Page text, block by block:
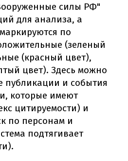
силы РФ"
для анализа, а
по
(зеленый
(красный цвет),
цвет). Здесь можно
публикации и события
которые имеют
цитируемости) и
по персонам и
подтягивает